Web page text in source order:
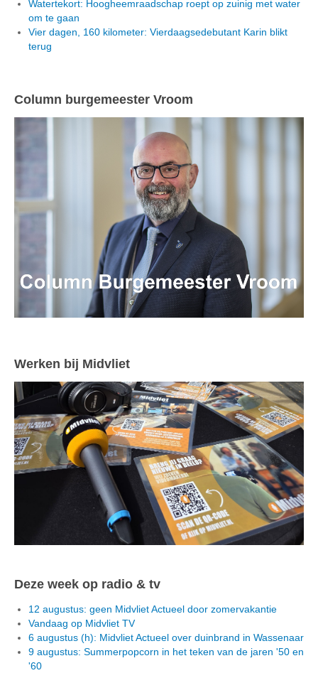
Watertekort: Hoogheemraadschap roept op zuinig met water
om te gaan
Vier dagen, 160 kilometer: Vierdaagsedebutant Karin blikt
terug
Column burgemeester Vroom
Werken bij Midvliet
Deze week op radio & tv
12 augustus: geen Midvliet Actueel door zomervakantie
Vandaag op Midvliet TV
6 augustus (h): Midvliet Actueel over duinbrand in Wassenaar
9 augustus: Summerpopcorn in het teken van de jaren '50 en
'60